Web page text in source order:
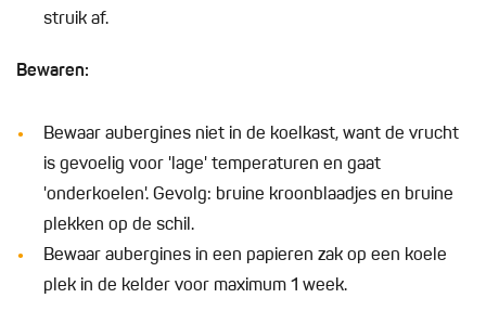
struik af.
Bewaren:
Bewaar aubergines niet in de koelkast, want de vrucht
is gevoelig voor 'lage' temperaturen en gaat
'onderkoelen'. Gevolg: bruine kroonblaadjes en bruine
plekken op de schil.
Bewaar aubergines in een papieren zak op een koele
plek in de kelder voor maximum 1 week.